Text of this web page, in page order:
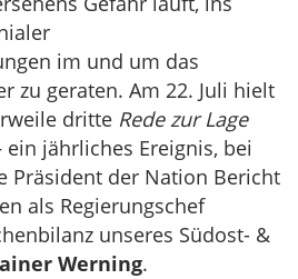
im und um das
zu geraten. Am 22. Juli hielt
dritte Rede zur Lage
jährliches Ereignis, bei
Präsident der Nation Bericht
als Regierungschef
unseres Südost- &
Werning.